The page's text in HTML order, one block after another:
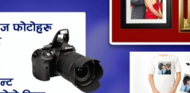
Shares
सम्बन्धमा पालिका स्तरिय खोप समन्वय समितिको
शुक्रवार पालिकाको सभाहलमा भएको